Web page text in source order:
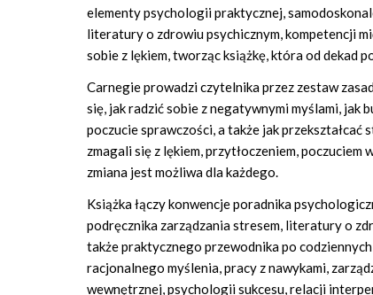
elementy psychologii praktycznej,
literatury o zdrowiu psychicznym, kompetencji
sobie z lękiem, tworząc książkę, która od dekad
Carnegie prowadzi czytelnika przez zestaw
się, jak radzić sobie z negatywnymi myślami, jak
poczucie sprawczości, a także jak
zmagali się z lękiem, przytłoczeniem,
zmiana jest możliwa dla każdego.
Książka łączy konwencje poradnika
podręcznika zarządzania stresem, literatury o
także praktycznego przewodnika po
racjonalnego myślenia, pracy z nawykami,
wewnętrznej, psychologii sukcesu, relacji